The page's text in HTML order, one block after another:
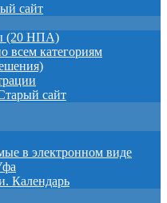
сайт
(20 НПА)
всем категориям
сайт
в электронном виде
Календарь